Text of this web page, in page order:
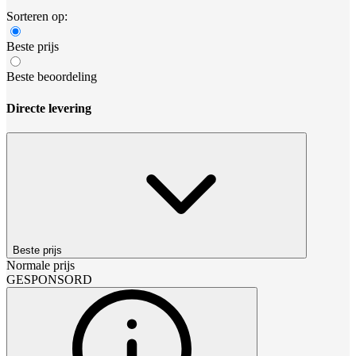
Sorteren op:
Beste prijs
Beste beoordeling
Directe levering
Beste prijs
Normale prijs
GESPONSORD